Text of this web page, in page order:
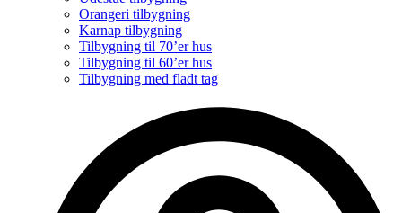
Orangeri tilbygning
Karnap tilbygning
Tilbygning til 70’er hus
Tilbygning til 60’er hus
Tilbygning med fladt tag